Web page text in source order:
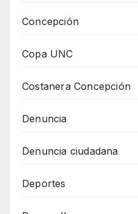
Concepción
Copa UNC
Costanera Concepción
Denuncia
Denuncia ciudadana
Deportes